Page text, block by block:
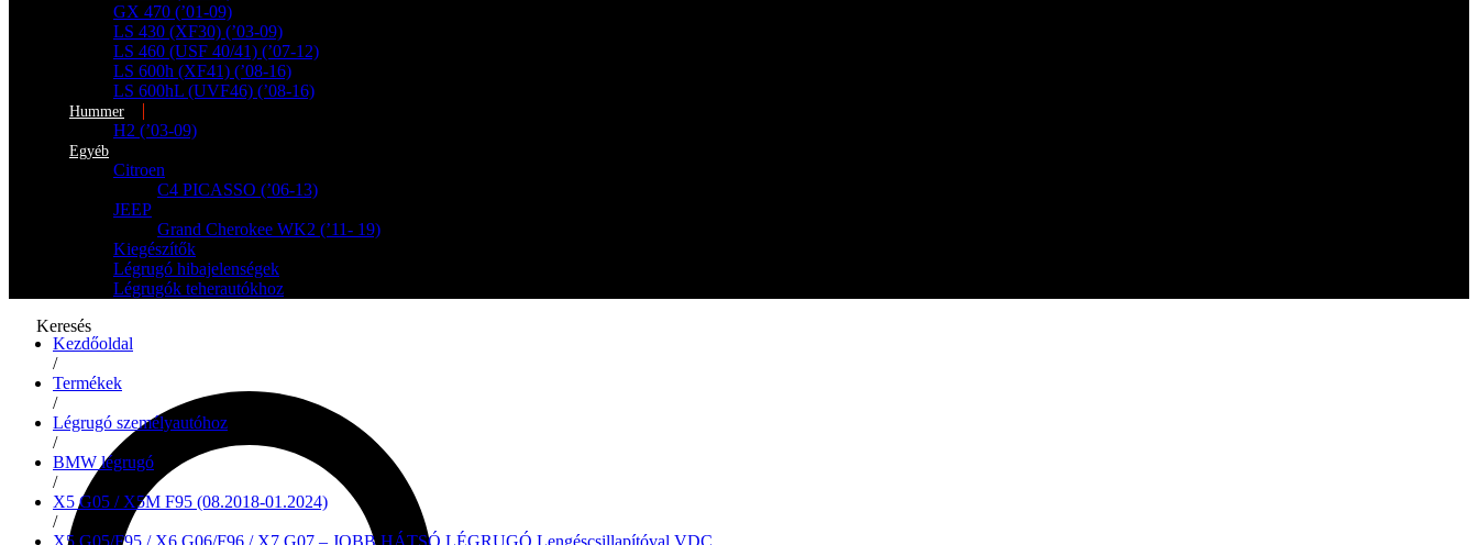
GX 470 (’01-09)
LS 430 (XF30) (’03-09)
LS 460 (USF 40/41) (’07-12)
LS 600h (XF41) (’08-16)
LS 600hL (UVF46) (’08-16)
Hummer
H2 (’03-09)
Egyéb
Citroen
C4 PICASSO (’06-13)
JEEP
Grand Cherokee WK2 (’11- 19)
Kiegészítők
Légrugó hibajelenségek
Légrugók teherautókhoz
Keresés
Kezdőoldal
/
Termékek
/
Légrugó személyautóhoz
/
BMW légrugó
/
X5 G05 / X5M F95 (08.2018-01.2024)
/
X5 G05/F95 / X6 G06/F96 / X7 G07 – JOBB HÁTSÓ LÉGRUGÓ Lengéscsillapítóval VDC